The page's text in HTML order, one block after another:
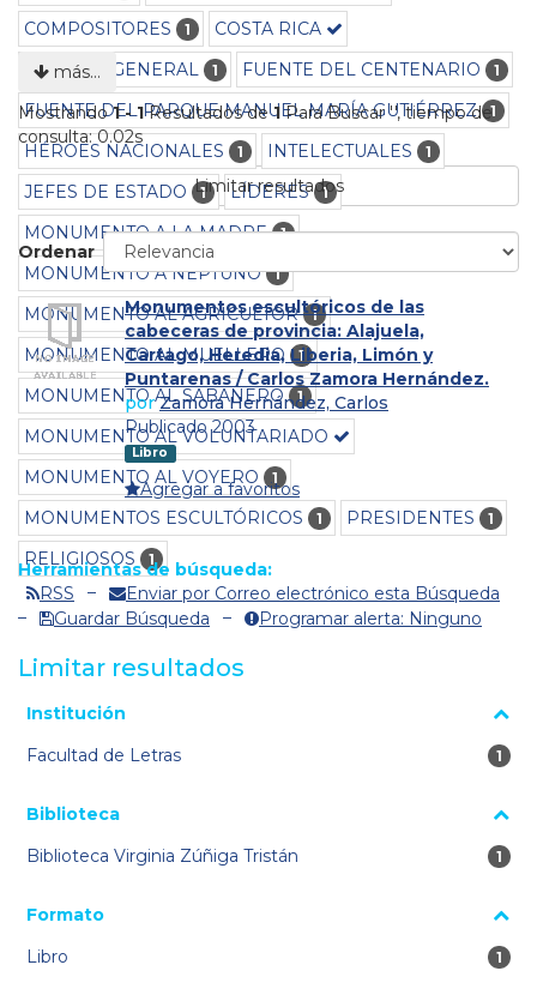
COMPOSITORES
1
COSTA RICA
CULTURA GENERAL
1 FUENTE DEL CENTENARIO 1
FUENTE DEL PARQUE MANUEL MARÍA GUTIÉRREZ 1
HÉROES NACIONALES 1 INTELECTUALES 1
JEFES DE ESTADO 1 LÍDERES 1
MONUMENTO A LA MADRE 1
MONUMENTO A NEPTUNO 1
MONUMENTO AL AGRICULTOR 1
MONUMENTO AL MUELLERO 1
MONUMENTO AL SABANERO 1
MONUMENTO AL VOLUNTARIADO
MONUMENTO AL VOYERO
1
MONUMENTOS ESCULTÓRICOS 1 PRESIDENTES 1
RELIGIOSOS 1
más…
Mostrando1 - 1Resultados de1Para Buscar '', tiempo de
consulta: 0.02s
Limitar resultados
Ordenar
Monumentos escultóricos de las
cabeceras de provincia: Alajuela,
Cartago, Heredia, Liberia, Limón y
Puntarenas / Carlos Zamora Hernández.
porZamora Hernández, Carlos
Publicado 2003
Libro
Agregar a favoritos
Herramientas de búsqueda:
RSS
Enviar por Correo electrónico esta Búsqueda
Guardar Búsqueda
Programar alerta: Ninguno
Limitar resultados
La página se volverá a cargar cuando se seleccione o excluya
Institución
Facultad de Letras
1
1
Biblioteca
Biblioteca Virginia Zúñiga Tristán
1
1
Formato
Libro
1
1